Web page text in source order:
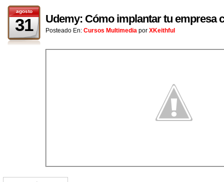
agosto
31 Udemy: Cómo implantar tu empresa
Posteado En: Cursos Multimedia por XKeithful